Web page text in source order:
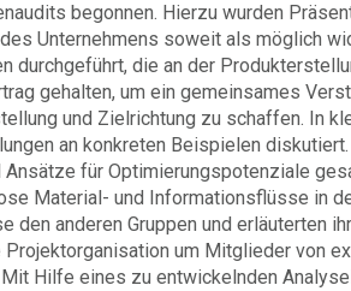
begonnen. Hierzu wurden
Unternehmens soweit als möglich
durchgeführt, die an der
gehalten, um ein gemeinsames
und Zielrichtung zu schaffen. In
an konkreten Beispielen
Ansätze für Optimierungspotenziale
Material- und Informationsflüsse in
den anderen Gruppen und erläuterten
Projektorganisation um Mitglieder von
Hilfe eines zu entwickelnden